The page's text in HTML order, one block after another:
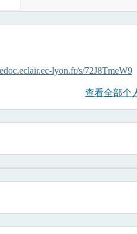
lyon.fr/s/72J8TmeW9
查看全部个